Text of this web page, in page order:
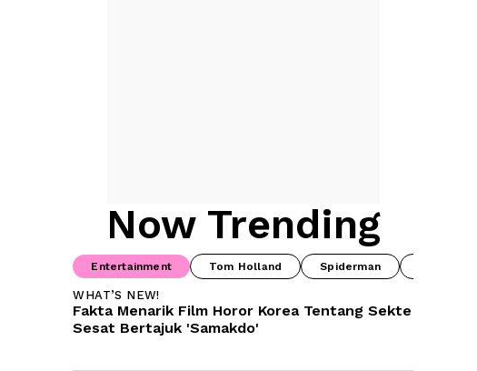
Now Trending
Entertainment Tom Holland Spiderman
WHAT’S NEW!
Fakta Menarik Film Horor Korea Tentang Sekte
Sesat Bertajuk 'Samakdo'